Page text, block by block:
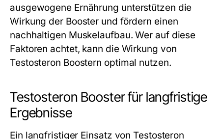
ausgewogene Ernährung unterstützen die
Wirkung der Booster und fördern einen
nachhaltigen Muskelaufbau. Wer auf diese
Faktoren achtet, kann die Wirkung von
Testosteron Boostern optimal nutzen.
Testosteron Booster für langfristige
Ergebnisse
Ein langfristiger Einsatz von Testosteron